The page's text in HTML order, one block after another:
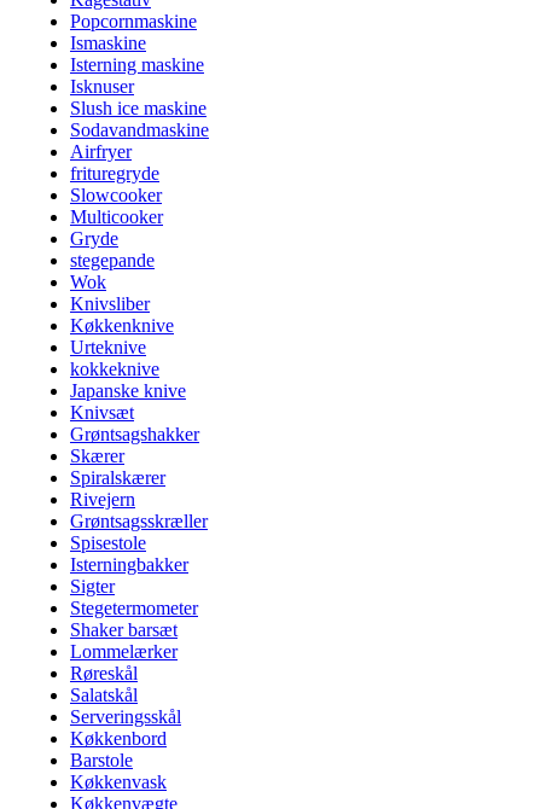
Popcornmaskine
Ismaskine
Isterning maskine
Isknuser
Slush ice maskine
Sodavandmaskine
Airfryer
frituregryde
Slowcooker
Multicooker
Gryde
stegepande
Wok
Knivsliber
Køkkenknive
Urteknive
kokkeknive
Japanske knive
Knivsæt
Grøntsagshakker
Skærer
Spiralskærer
Rivejern
Grøntsagsskræller
Spisestole
Isterningbakker
Sigter
Stegetermometer
Shaker barsæt
Lommelærker
Røreskål
Salatskål
Serveringsskål
Køkkenbord
Barstole
Køkkenvask
Køkkenvægte